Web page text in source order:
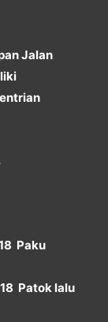
Jalan
Paku
Patok lalu